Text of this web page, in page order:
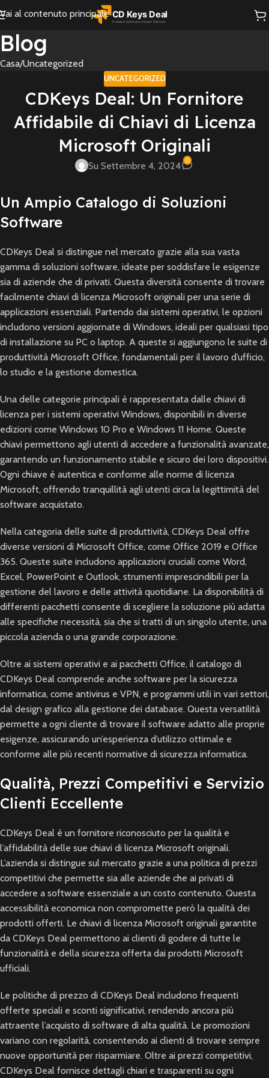
Vai al contenuto principale
Blog
Casa Uncategorized
UNCATEGORIZED
CDKeys Deal: Un Fornitore
Affidabile di Chiavi di Licenza
Microsoft Originali
Su Settembre 4, 2024 0
Un Ampio Catalogo di Soluzioni
Software
CDKeys Deal si distingue nel mercato grazie alla sua vasta
gamma di soluzioni software, ideate per soddisfare le esigenze
sia di aziende che di privati. Questa diversità consente di trovare
facilmente chiavi di licenza Microsoft originali per una serie di
applicazioni essenziali. Partendo dai sistemi operativi, le opzioni
includono versioni aggiornate di Windows, ideali per qualsiasi tipo
di installazione su PC o laptop. A queste si aggiungono le suite di
produttività Microsoft Office, fondamentali per il lavoro d’ufficio,
lo studio e la gestione domestica.
Una delle categorie principali è rappresentata dalle chiavi di
licenza per i sistemi operativi Windows, disponibili in diverse
edizioni come Windows 10 Pro e Windows 11 Home. Queste
chiavi permettono agli utenti di accedere a funzionalità avanzate,
garantendo un funzionamento stabile e sicuro dei loro dispositivi.
Ogni chiave è autentica e conforme alle norme di licenza
Microsoft, offrendo tranquillità agli utenti circa la legittimità del
software acquistato.
Nella categoria delle suite di produttività, CDKeys Deal offre
diverse versioni di Microsoft Office, come Office 2019 e Office
365. Queste suite includono applicazioni cruciali come Word,
Excel, PowerPoint e Outlook, strumenti imprescindibili per la
gestione del lavoro e delle attività quotidiane. La disponibilità di
differenti pacchetti consente di scegliere la soluzione più adatta
alle specifiche necessità, sia che si tratti di un singolo utente, una
piccola azienda o una grande corporazione.
Oltre ai sistemi operativi e ai pacchetti Office, il catalogo di
CDKeys Deal comprende anche software per la sicurezza
informatica, come antivirus e VPN, e programmi utili in vari settori,
dal design grafico alla gestione dei database. Questa versatilità
permette a ogni cliente di trovare il software adatto alle proprie
esigenze, assicurando un’esperienza d’utilizzo ottimale e
conforme alle più recenti normative di sicurezza informatica.
Qualità, Prezzi Competitivi e Servizio
Clienti Eccellente
CDKeys Deal è un fornitore riconosciuto per la qualità e
l’affidabilità delle sue chiavi di licenza Microsoft originali.
L’azienda si distingue sul mercato grazie a una politica di prezzi
competitivi che permette sia alle aziende che ai privati di
accedere a software essenziale a un costo contenuto. Questa
accessibilità economica non compromette però la qualità dei
prodotti offerti. Le chiavi di licenza Microsoft originali garantite
da CDKeys Deal permettono ai clienti di godere di tutte le
funzionalità e della sicurezza offerta dai prodotti Microsoft
ufficiali.
Le politiche di prezzo di CDKeys Deal includono frequenti
offerte speciali e sconti significativi, rendendo ancora più
attraente l’acquisto di software di alta qualità. Le promozioni
variano con regolarità, consentendo ai clienti di trovare sempre
nuove opportunità per risparmiare. Oltre ai prezzi competitivi,
CDKeys Deal fornisce dettagli chiari e trasparenti su ogni